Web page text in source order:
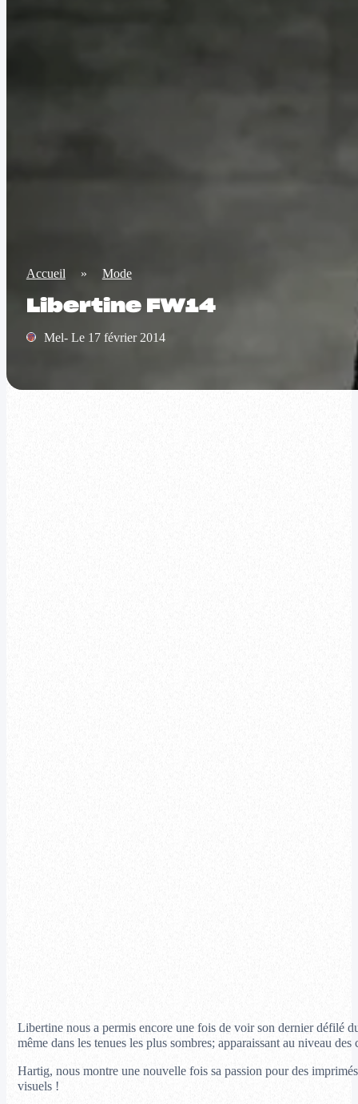
Accueil » Mode
Libertine FW14
Mel- Le 17 février 2014
Libertine nous a permis encore une fois de voir son dernier défilé
même dans les tenues les plus sombres; apparaissant au niveau
Hartig, nous montre une nouvelle fois sa passion pour des
visuels !